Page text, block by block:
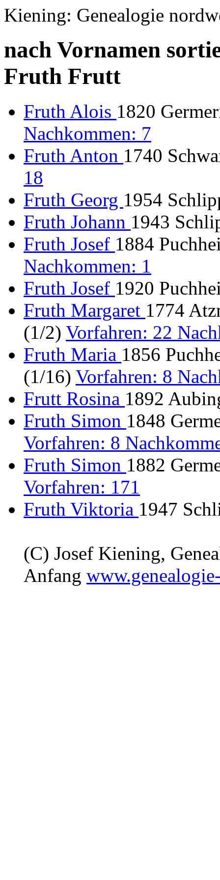
Kiening: Genealogie
nach Vornamen
Fruth Frutt
Fruth Alois 1820
Nachkommen: 7
Fruth Anton 1740
18
Fruth Georg 1954
Fruth Johann 1943
Fruth Josef 1884
Nachkommen: 1
Fruth Josef 1920
Fruth Margaret 1774
(1/2) Vorfahren: 22
Fruth Maria 1856
(1/16) Vorfahren: 8
Frutt Rosina 1892
Fruth Simon 1848
Vorfahren: 8
Fruth Simon 1882
Vorfahren: 171
Fruth Viktoria 1947
(C) Josef Kiening,
Anfang